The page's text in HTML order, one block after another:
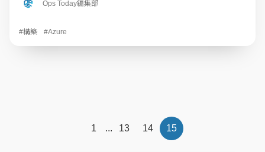
Ops Today編集部
#構築 #Azure
1 ... 13 14 15